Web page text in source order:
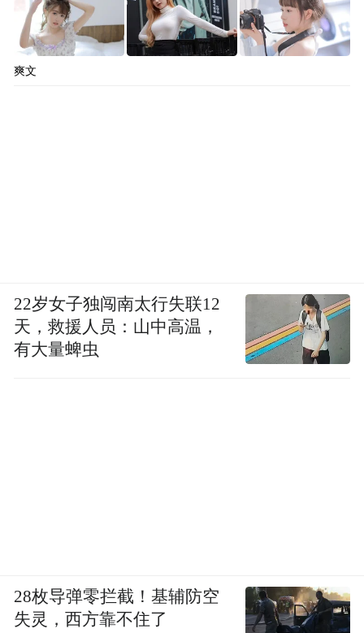
爽文
22岁女子独闯南太行失联12
天，救援人员：山中高温，
有大量蜱虫
28枚导弹零拦截！基辅防空
失灵，西方靠不住了